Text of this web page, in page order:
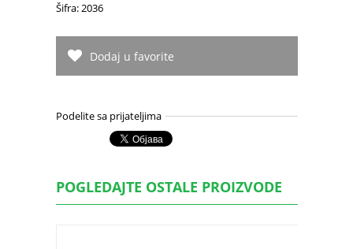
Šifra: 2036
Dodaj u favorite
Podelite sa prijateljima
POGLEDAJTE OSTALE PROIZVODE